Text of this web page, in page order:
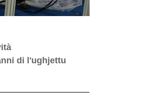
di l'ughjettu